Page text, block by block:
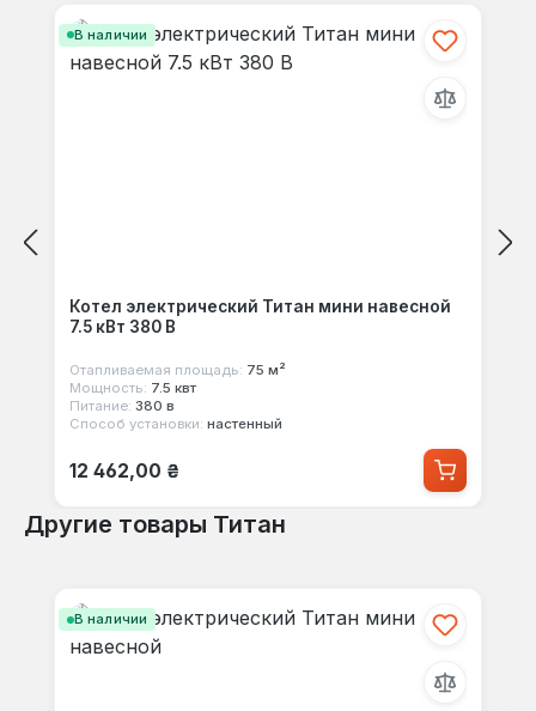
В наличии
Котел электрический Титан мини навесной
7.5 кВт 380 В
Отапливаемая площадь: 75 м²
Мощность: 7.5 квт
Питание: 380 в
Способ установки: настенный
Обычная цена:
12 462,00 ₴
Другие товары Титан
В наличии